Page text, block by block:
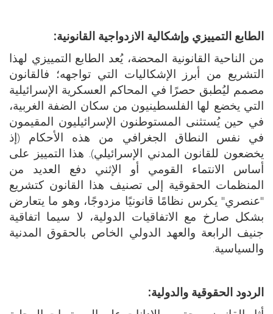
الطابع التمييزي وإشكالية الازدواجية القانونية:
من الناحية القانونية المحضة، يُعد الطابع التمييزي لهذا
التشريع من أبرز الإشكاليات التي تواجهه؛ فالقانون
مصمم ليُطبق حصرًا في المحاكم العسكرية الإسرائيلية
التي يخضع لها الفلسطينيون من سكان الضفة الغربية،
في حين يُستثنى المستوطنون الإسرائيليون المقيمون
في نفس النطاق الجغرافي من هذه الأحكام (إذ
يخضعون للقانون المدني الإسرائيلي). هذا التمييز على
أساس الانتماء القومي أو الإثني دفع العديد من
المنظمات الحقوقية إلى تصنيف هذا القانون كتشريع
"عنصري" يكرس نظامًا قانونيًا مزدوجًا، وهو ما يتعارض
بشكل صارخ مع الاتفاقيات الدولية، لا سيما اتفاقية
جنيف الرابعة والعهد الدولي الخاص بالحقوق المدنية
والسياسية.
الردود الحقوقية والدولية: